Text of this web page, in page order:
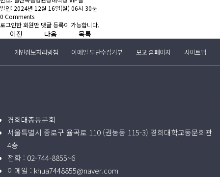
발인: 2024년 12월 16일(월) 06시 30분
0 Comments
로그인한 회원만 댓글 등록이 가능합니다.
이전 다음 목록
개인정보처리방침 이메일 무단수집거부 모교 홈페이지 사이트맵
경희대총동문회
서울특별시 종로구 율곡로 110 (권농동 115-3) 경희대학교동문회관
4층
전화 : 02-744-8855~6
이메일 : khua7448855@naver.com